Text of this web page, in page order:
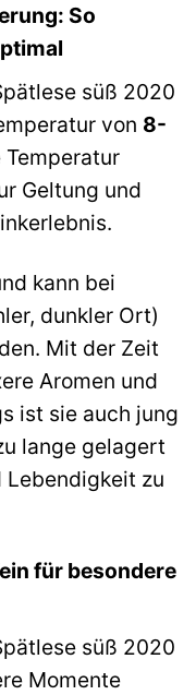
So
süß 2020
von 8-
Geltung und
kann bei
dunkler Ort)
Mit der Zeit
Aromen und
ist sie auch jung
lange gelagert
Lebendigkeit zu
für besondere
süß 2020
Momente